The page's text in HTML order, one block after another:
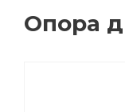
Опора